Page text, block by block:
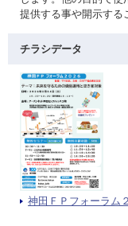
提供する事や開示する
チラシデータ
神田ＦＰフォーラム